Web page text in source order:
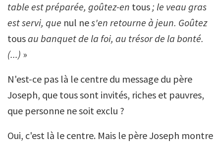
table est préparée, goûtez-en tous; le veau gras
est servi, que nul nes'en retourne à jeun. Goûtez
tousau banquet de la foi, au trésor de la bonté.
(...) »
N'est-ce pas là le centre du message du père
Joseph, que tous sont invités, riches et pauvres,
que personne ne soit exclu ?
Oui, c'est là le centre. Mais le père Joseph montre